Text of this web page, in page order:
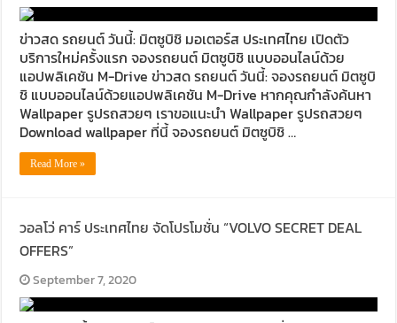
ข่าวสด รถยนต์ วันนี้: มิตซูบิชิ มอเตอร์ส ประเทศไทย เปิดตัว
บริการใหม่ครั้งแรก จองรถยนต์ มิตซูบิชิ แบบออนไลน์ด้วย
แอปพลิเคชัน M-Drive ข่าวสด รถยนต์ วันนี้: จองรถยนต์ มิตซูบิ
ชิ แบบออนไลน์ด้วยแอปพลิเคชัน M-Drive หากคุณกำลังค้นหา
Wallpaper รูปรถสวยๆ เราขอแนะนำ Wallpaper รูปรถสวยๆ
Download wallpaper ที่นี้ จองรถยนต์ มิตซูบิชิ …
Read More »
วอลโว่ คาร์ ประเทศไทย จัดโปรโมชั่น “VOLVO SECRET DEAL
OFFERS”
September 7, 2020